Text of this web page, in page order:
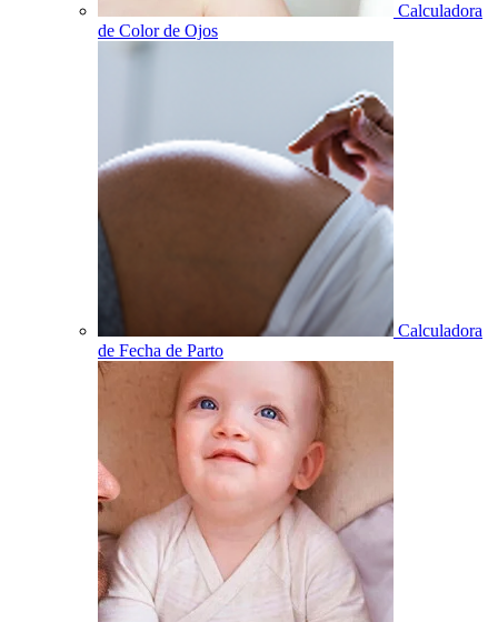
Calculadora
de Color de Ojos
Calculadora
de Fecha de Parto